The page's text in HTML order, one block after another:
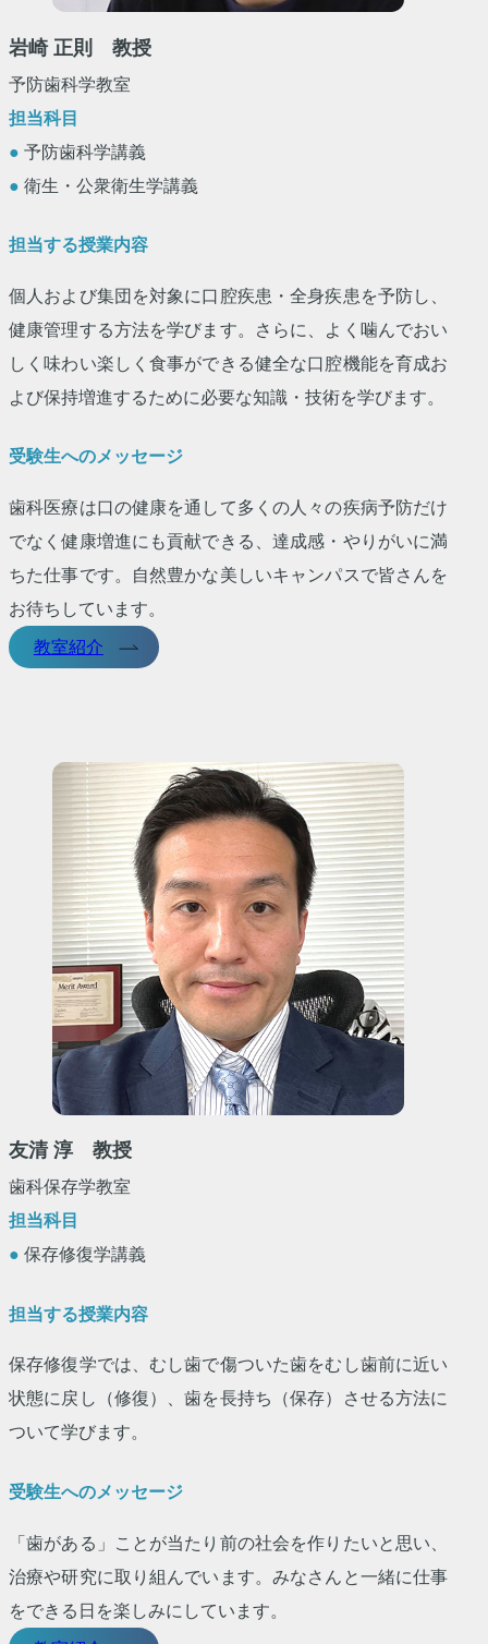
岩崎 正則 教授
予防歯科学教室
担当科目
● 予防歯科学講義
● 衛生・公衆衛生学講義
担当する授業内容
個人および集団を対象に口腔疾患・全身疾患を予防し、
健康管理する方法を学びます。さらに、よく噛んでおい
しく味わい楽しく食事ができる健全な口腔機能を育成お
よび保持増進するために必要な知識・技術を学びます。
受験生へのメッセージ
歯科医療は口の健康を通して多くの人々の疾病予防だけ
でなく健康増進にも貢献できる、達成感・やりがいに満
ちた仕事です。自然豊かな美しいキャンパスで皆さんを
お待ちしています。
教室紹介
友清 淳 教授
歯科保存学教室
担当科目
● 保存修復学講義
担当する授業内容
保存修復学では、むし歯で傷ついた歯をむし歯前に近い
状態に戻し（修復）、歯を長持ち（保存）させる方法に
ついて学びます。
受験生へのメッセージ
「歯がある」ことが当たり前の社会を作りたいと思い、
治療や研究に取り組んでいます。みなさんと一緒に仕事
をできる日を楽しみにしています。